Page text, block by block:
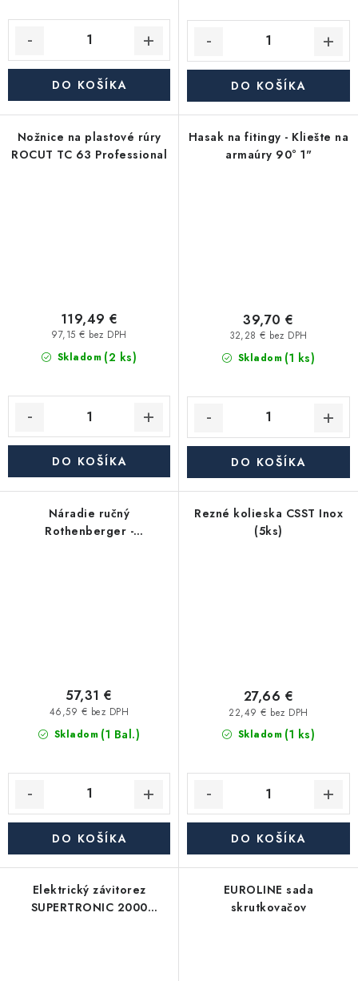
DO KOŠÍKA DO KOŠÍKA
Nožnice na plastové rúry
ROCUT TC 63 Professional
Skladom (2 ks)
97,15 € bez DPH
119,49 €
DO KOŠÍKA
Hasak na fitingy - Kliešte na
armaúry 90° 1"
Skladom (1 ks)
32,28 € bez DPH
39,70 €
DO KOŠÍKA
Náradie ručný
Rothenberger -
Skladom (1 Bal.)
46,59 € bez DPH
57,31 €
DO KOŠÍKA
Rezné kolieska CSST Inox
(5ks)
Skladom (1 ks)
22,49 € bez DPH
27,66 €
DO KOŠÍKA
Elektrický závitorez
SUPERTRONIC 2000
EUROLINE sada
skrutkovačov